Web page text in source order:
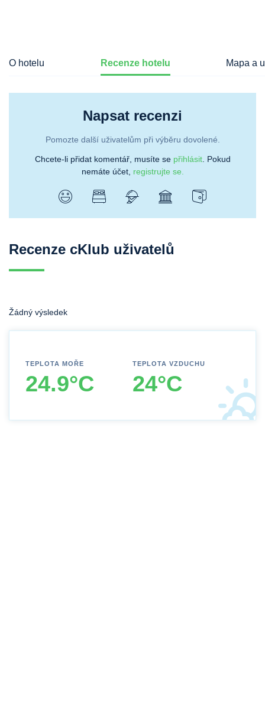
O hotelu Recenze hotelu Mapa a
Napsat recenzi
Pomozte další uživatelům při výběru dovolené.
Chcete-li přidat komentář, musíte se přihlásit. Pokud
nemáte účet, registrujte se.
Recenze cKlub uživatelů
Žádný výsledek
TEPLOTA MOŘE
24.9°C
TEPLOTA VZDUCHU
24°C